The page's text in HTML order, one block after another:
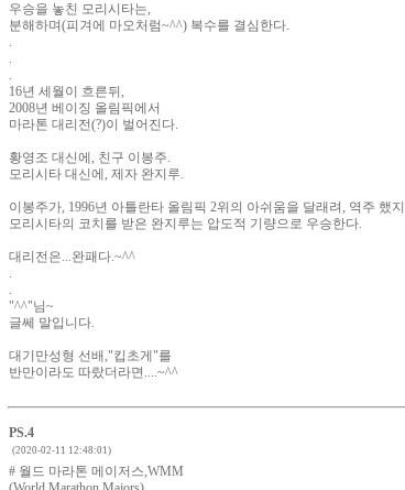
우승을 놓친 모리시타는,
분해하며(피겨에 마오처럼~^^) 복수를 결심한다.
.
.
.
16년 세월이 흐른뒤,
2008년 베이징 올림픽에서
마라톤 대리전(?)이 벌어진다.
황영조 대신에, 친구 이봉주.
모리시타 대신에, 제자 완지루.
이봉주가, 1996년 아틀란타 올림픽 2위의 아쉬움을 달래려, 역주 했
모리시타의 코치를 받은 완지루는 압도적 기량으로 우승한다.
대리전은...완패다.~^^
.
.
"^^"님~
글쎄 말입니다.
대기만성형 선배,"킵초게"를
반만이라도 따랐더라면....~^^
PS.4
(2020-02-11 12:48:01)
# 월드 마라톤 메이저스,WMM